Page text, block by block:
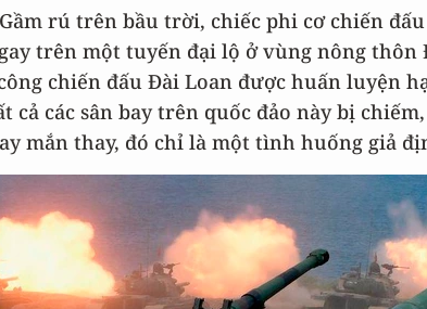
rú trên bầu trời, chiếc phi cơ chiến
trên một tuyến đại lộ ở vùng nông
chiến đấu Đài Loan được huấn luyện
cả các sân bay trên quốc đảo này bị
mắn thay, đó chỉ là một tình huống giả